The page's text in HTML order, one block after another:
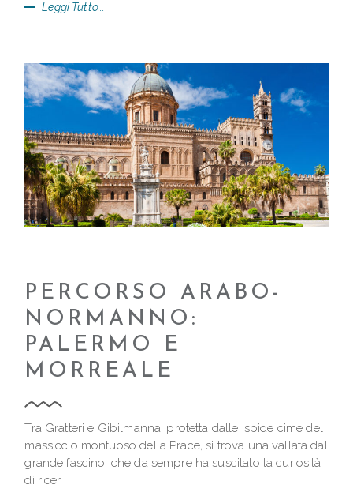
Leggi Tutto...
PERCORSO ARABO-
NORMANNO:
PALERMO E
MORREALE
Tra Gratteri e Gibilmanna, protetta dalle ispide cime del
massiccio montuoso della Prace, si trova una vallata dal
grande fascino, che da sempre ha suscitato la curiosità
di ricer